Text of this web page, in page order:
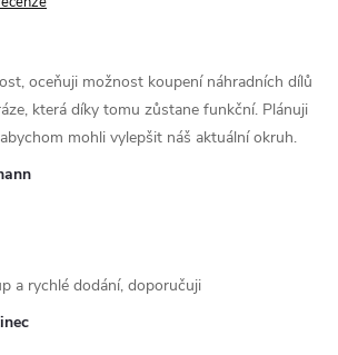
oceňuji možnost koupení náhradních dílů
která díky tomu zůstane funkční. Plánuji
mohli vylepšit náš aktuální okruh.
a rychlé dodání, doporučuji